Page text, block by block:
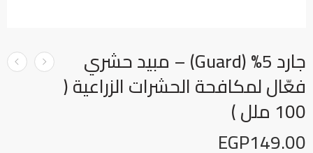
جارد 5% (Guard) – مبيد حشري
فعّال لمكافحة الحشرات الزراعية (
100 ملل )
EGP149.00